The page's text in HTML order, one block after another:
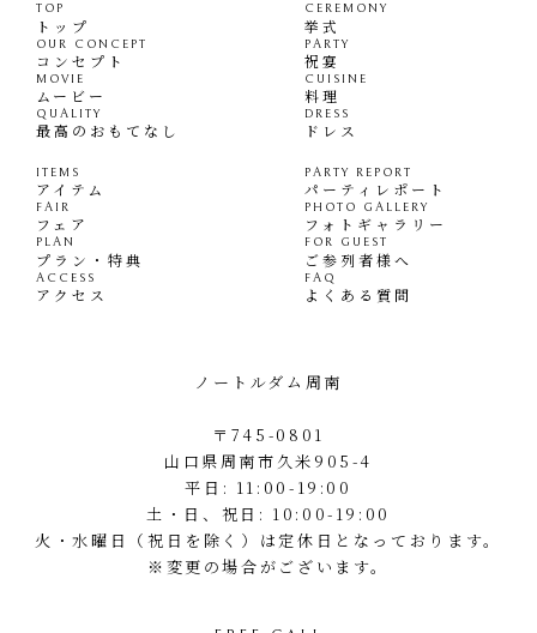
TOP
トップ
OUR CONCEPT
コンセプト
MOVIE
ムービー
QUALITY
最高のおもてなし
CEREMONY
挙式
PARTY
祝宴
CUISINE
料理
DRESS
ドレス
ITEMS
アイテム
FAIR
フェア
PLAN
プラン・特典
ACCESS
アクセス
PARTY REPORT
パーティレポート
PHOTO GALLERY
フォトギャラリー
FOR GUEST
ご参列者様へ
FAQ
よくある質問
ノートルダム周南
〒745-0801
山口県周南市久米905-4
平日: 11:00-19:00
土・日、祝日: 10:00-19:00
火・水曜日（祝日を除く）は定休日となっております。
※変更の場合がございます。